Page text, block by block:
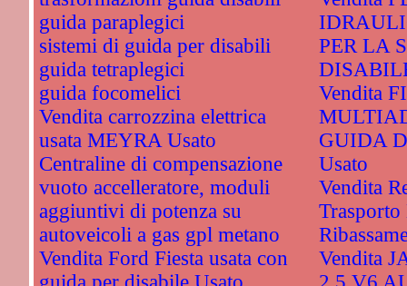
guida paraplegici
sistemi di guida per disabili
guida tetraplegici
guida focomelici
Vendita carrozzina elettrica
usata MEYRA Usato
Centraline di compensazione
vuoto accelleratore, moduli
aggiuntivi di potenza su
autoveicoli a gas gpl metano
Vendita Ford Fiesta usata con
PER LA
Vendita
GUIDA
Usato
Vendita
Vendita